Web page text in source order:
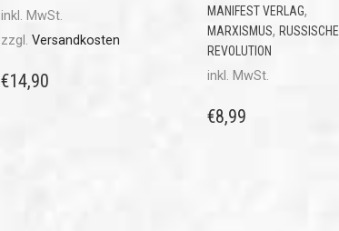
inkl. MwSt.
zzgl. Versandkosten
€14,90
MANIFEST VERLAG,
MARXISMUS, RUSSISCHE
REVOLUTION
inkl. MwSt.
€8,99